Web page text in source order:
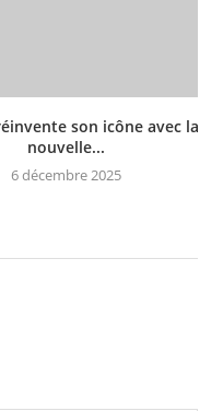
son icône avec la
nouvelle...
6 décembre 2025